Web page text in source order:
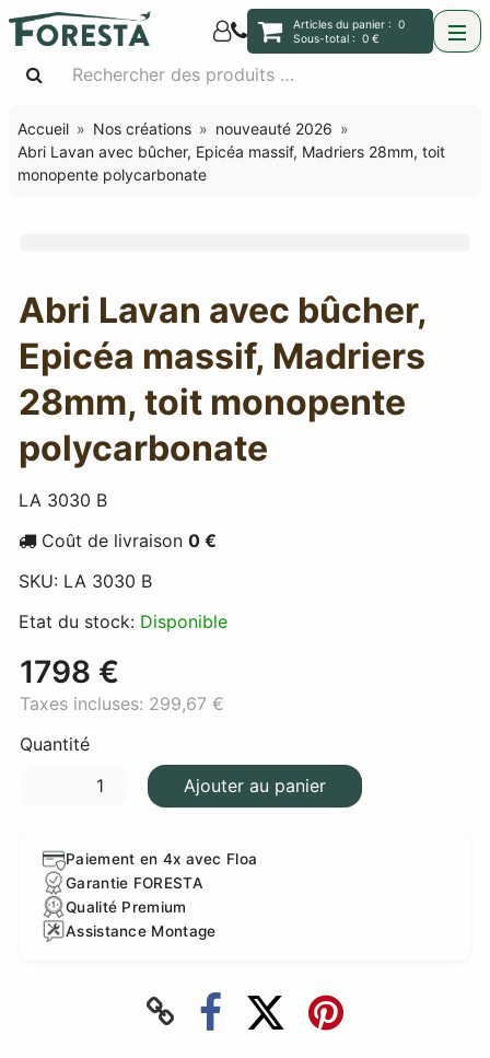
Articles du panier :0
Sous-total :0 €
Accueil Nos créations
nouveauté 2026
Abri Lavan avec bûcher, Epicéa massif, Madriers 28mm, toit
monopente polycarbonate
Abri Lavan avec bûcher,
Epicéa massif, Madriers
28mm, toit monopente
polycarbonate
LA 3030 B
Coût de livraison 0 €
SKU: LA 3030 B
Etat du stock: Disponible
1798 €
Taxes incluses: 299,67 €
Quantité
Ajouter au panier
Paiement en 4x avec Floa
Garantie FORESTA
Qualité Premium
Assistance Montage